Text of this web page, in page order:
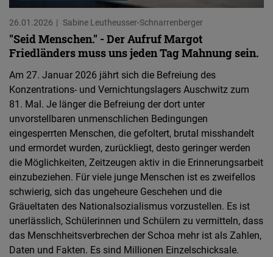
26.01.2026 Sabine Leutheusser-Schnarrenberger
"Seid Menschen." - Der Aufruf Margot
Friedländers muss uns jeden Tag Mahnung sein.
Am 27. Januar 2026 jährt sich die Befreiung des
Konzentrations- und Vernichtungslagers Auschwitz zum
81. Mal. Je länger die Befreiung der dort unter
unvorstellbaren unmenschlichen Bedingungen
eingesperrten Menschen, die gefoltert, brutal misshandelt
und ermordet wurden, zurückliegt, desto geringer werden
die Möglichkeiten, Zeitzeugen aktiv in die Erinnerungsarbeit
einzubeziehen. Für viele junge Menschen ist es zweifellos
schwierig, sich das ungeheure Geschehen und die
Gräueltaten des Nationalsozialismus vorzustellen. Es ist
unerlässlich, Schülerinnen und Schülern zu vermitteln, dass
das Menschheitsverbrechen der Schoa mehr ist als Zahlen,
Daten und Fakten. Es sind Millionen Einzelschicksale.